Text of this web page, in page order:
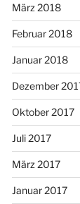
März 2018
Februar 2018
Januar 2018
Dezember
Oktober 2017
Juli 2017
März 2017
Januar 2017